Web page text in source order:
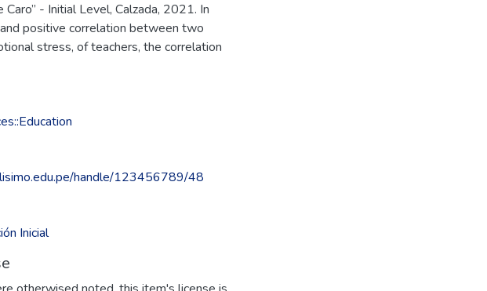
- Initial Level, Calzada, 2021. In
positive correlation between two
stress, of teachers, the correlation
handle/123456789/48
Inicial